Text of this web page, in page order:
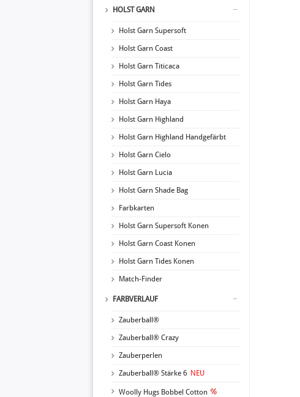
HOLST GARN
Holst Garn Supersoft
Holst Garn Coast
Holst Garn Titicaca
Holst Garn Tides
Holst Garn Haya
Holst Garn Highland
Holst Garn Highland Handgefärbt
Holst Garn Cielo
Holst Garn Lucia
Holst Garn Shade Bag
Farbkarten
Holst Garn Supersoft Konen
Holst Garn Coast Konen
Holst Garn Tides Konen
Match-Finder
FARBVERLAUF
Zauberball®
Zauberball® Crazy
Zauberperlen
Zauberball® Stärke 6 NEU
Woolly Hugs Bobbel Cotton